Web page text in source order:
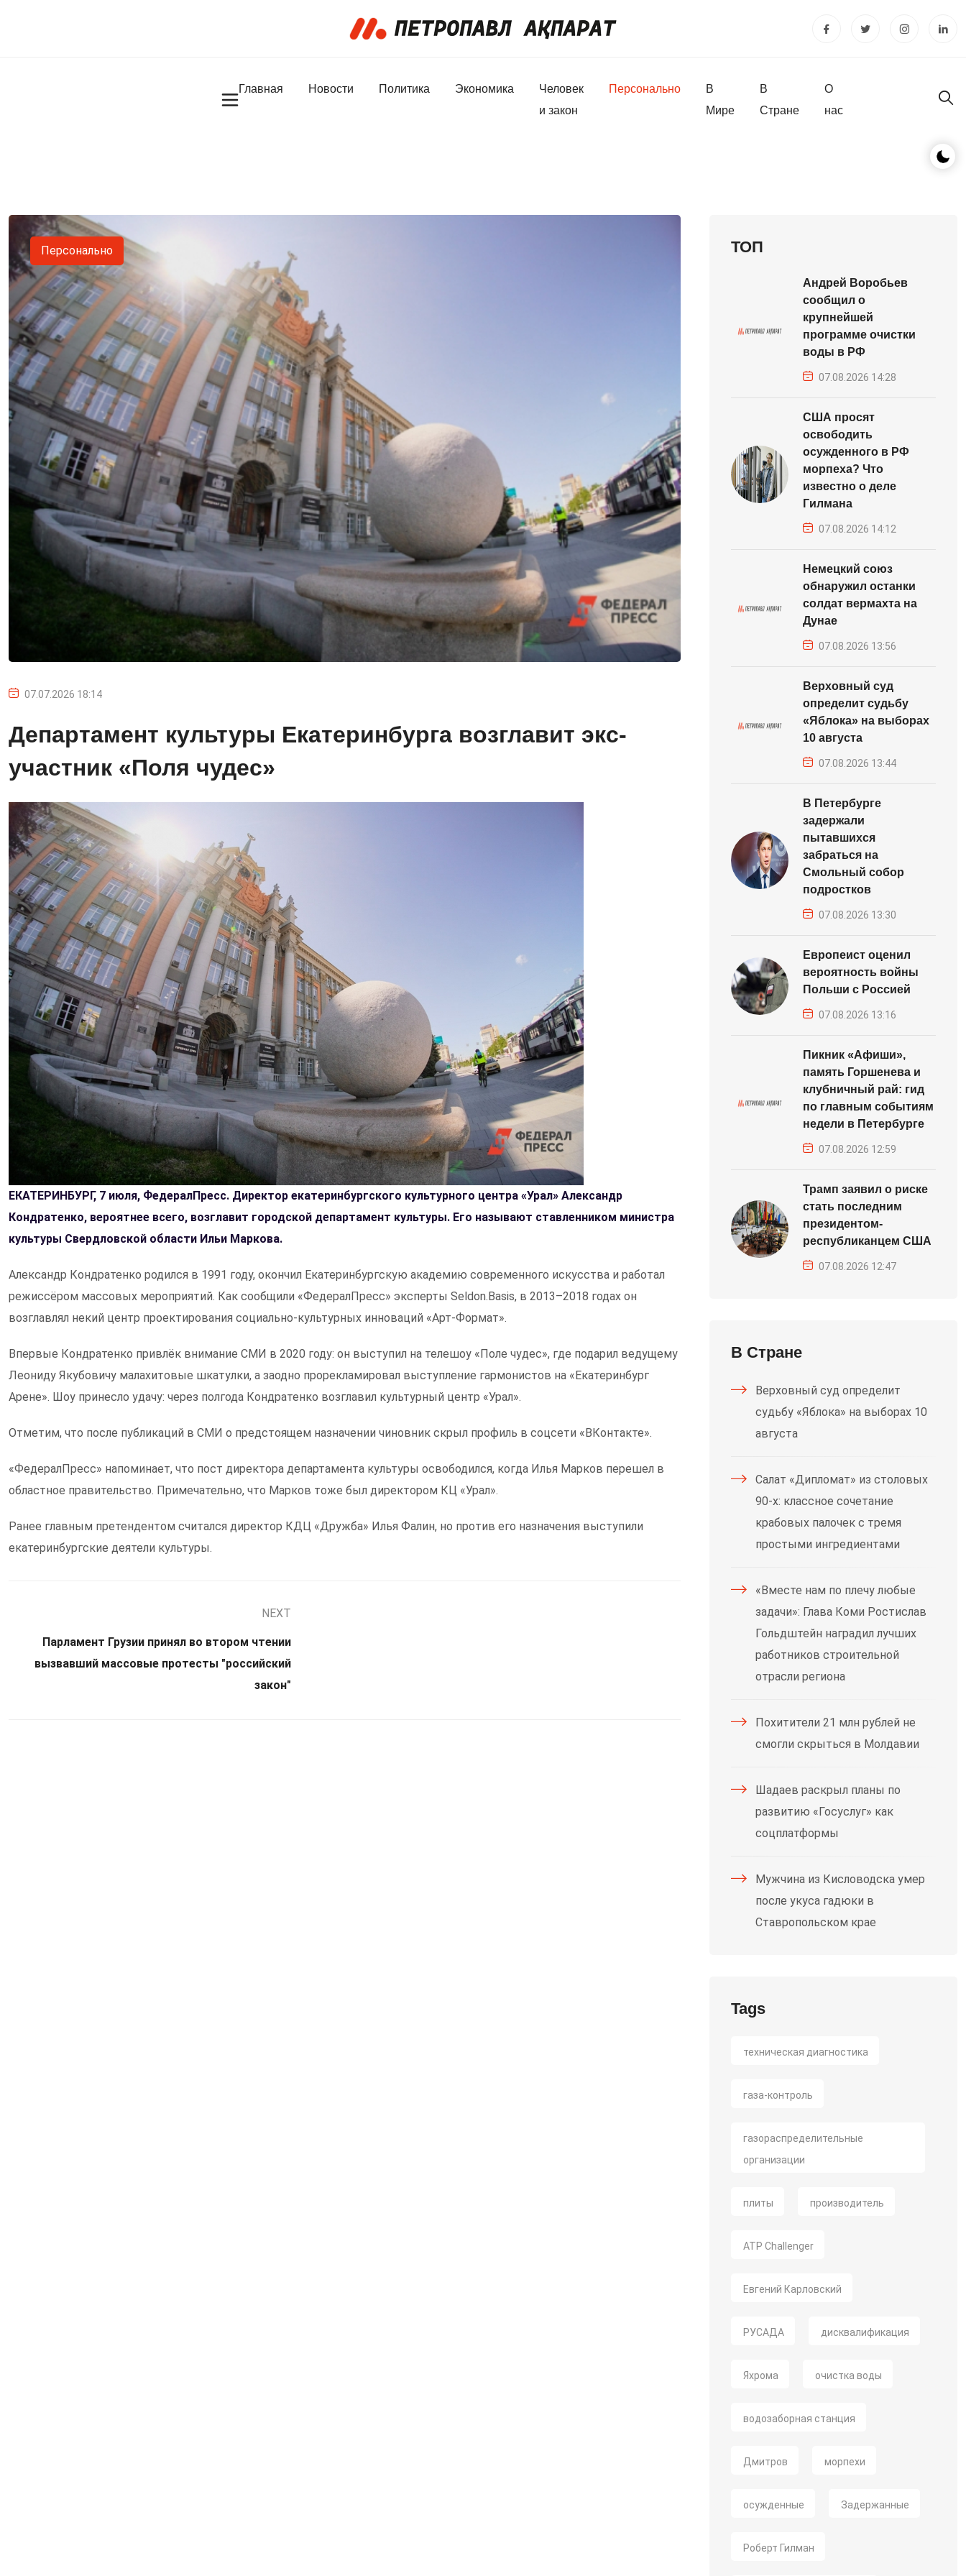
Главная Новости Политика Экономика
Человек
и закон
Персонально
В
Мире
В
Стране
О
нас
Персонально
07.07.2026 18:14
Департамент культуры Екатеринбурга возглавит экс-
участник «Поля чудес»
ЕКАТЕРИНБУРГ, 7 июля, ФедералПресс. Директор екатеринбургского культурного центра «Урал» Александр
Кондратенко, вероятнее всего, возглавит городской департамент культуры. Его называют ставленником министра
культуры Свердловской области Ильи Маркова.
Александр Кондратенко родился в 1991 году, окончил Екатеринбургскую академию современного искусства и работал
режиссёром массовых мероприятий. Как сообщили «ФедералПресс» эксперты Seldon.Basis, в 2013–2018 годах он
возглавлял некий центр проектирования социально-культурных инноваций «Арт-Формат».
Впервые Кондратенко привлёк внимание СМИ в 2020 году: он выступил на телешоу «Поле чудес», где подарил ведущему
Леониду Якубовичу малахитовые шкатулки, а заодно прорекламировал выступление гармонистов на «Екатеринбург
Арене». Шоу принесло удачу: через полгода Кондратенко возглавил культурный центр «Урал».
Отметим, что после публикаций в СМИ о предстоящем назначении чиновник скрыл профиль в соцсети «ВКонтакте».
«ФедералПресс» напоминает, что пост директора департамента культуры освободился, когда Илья Марков перешел в
областное правительство. Примечательно, что Марков тоже был директором КЦ «Урал».
Ранее главным претендентом считался директор КДЦ «Дружба» Илья Фалин, но против его назначения выступили
екатеринбургские деятели культуры.
NEXT
Парламент Грузии принял во втором чтении
вызвавший массовые протесты "российский
закон"
ТОП
Андрей Воробьев
сообщил о
крупнейшей
программе очистки
воды в РФ
07.08.2026 14:28
США просят
освободить
осужденного в РФ
морпеха? Что
известно о деле
Гилмана
07.08.2026 14:12
Немецкий союз
обнаружил останки
солдат вермахта на
Дунае
07.08.2026 13:56
Верховный суд
определит судьбу
«Яблока» на выборах
10 августа
07.08.2026 13:44
В Петербурге
задержали
пытавшихся
забраться на
Смольный собор
подростков
07.08.2026 13:30
Европеист оценил
вероятность войны
Польши с Россией
07.08.2026 13:16
Пикник «Афиши»,
память Горшенева и
клубничный рай: гид
по главным событиям
недели в Петербурге
07.08.2026 12:59
Трамп заявил о риске
стать последним
президентом-
республиканцем США
07.08.2026 12:47
В Стране
Верховный суд определит
судьбу «Яблока» на выборах 10
августа
Салат «Дипломат» из столовых
90-х: классное сочетание
крабовых палочек с тремя
простыми ингредиентами
«Вместе нам по плечу любые
задачи»: Глава Коми Ростислав
Гольдштейн наградил лучших
работников строительной
отрасли региона
Похитители 21 млн рублей не
смогли скрыться в Молдавии
Шадаев раскрыл планы по
развитию «Госуслуг» как
соцплатформы
Мужчина из Кисловодска умер
после укуса гадюки в
Ставропольском крае
Tags
техническая диагностика
газа-контроль
газораспределительные
организации
плиты производитель
ATP Challenger
Евгений Карловский
РУСАДА дисквалификация
Яхрома очистка воды
водозаборная станция
Дмитров морпехи
осужденные Задержанные
Роберт Гилман